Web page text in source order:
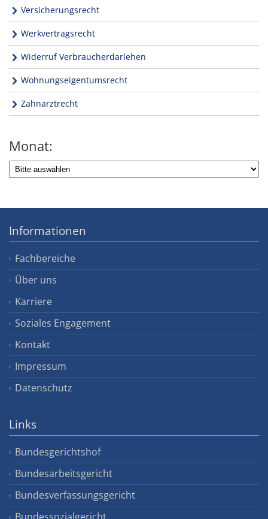
Versicherungsrecht
Werkvertragsrecht
Widerruf Verbraucherdarlehen
Wohnungseigentumsrecht
Zahnarztrecht
Monat:
Informationen
Fachbereiche
Über uns
Karriere
Soziales Engagement
Kontakt
Impressum
Datenschutz
Links
Bundesgerichtshof
Bundesarbeitsgericht
Bundesverfassungsgericht